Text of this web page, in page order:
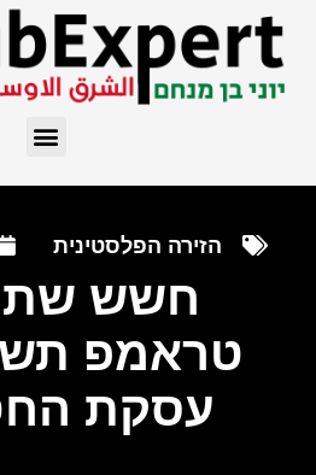
הזירה הפלסטינית
חשש
טראמפ
עסקת